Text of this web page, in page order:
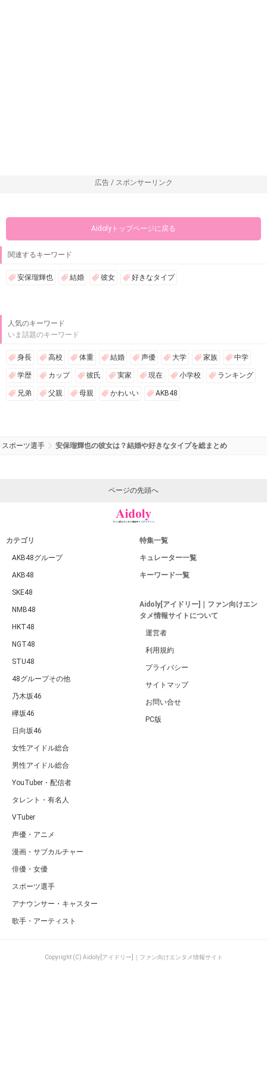
広告 / スポンサーリンク
Aidolyトップページに戻る
関連するキーワード
安保瑠輝也 結婚 彼女 好きなタイプ
人気のキーワード
いま話題のキーワード
身長 高校 体重 結婚 声優 大学 家族 中学
学歴 カップ 彼氏 実家 現在 小学校 ランキング
兄弟 父親 母親 かわいい AKB48
スポーツ選手 安保瑠輝也の彼女は？結婚や好きなタイプを総まとめ
ページの先頭へ
カテゴリ
AKB48グループ
AKB48
SKE48
NMB48
HKT48
NGT48
STU48
48グループその他
乃木坂46
欅坂46
日向坂46
女性アイドル総合
男性アイドル総合
YouTuber・配信者
タレント・有名人
VTuber
声優・アニメ
漫画・サブカルチャー
俳優・女優
スポーツ選手
アナウンサー・キャスター
歌手・アーティスト
特集一覧
キュレーター一覧
キーワード一覧
Aidoly[アイドリー]｜ファン向けエン
タメ情報サイトについて
運営者
利用規約
プライバシー
サイトマップ
お問い合せ
PC版
Copyright (C) Aidoly[アイドリー]｜ファン向けエンタメ情報サイト